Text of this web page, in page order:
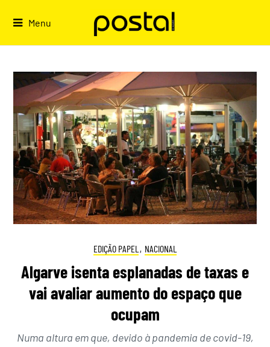
Menu
EDIÇÃO PAPEL , NACIONAL
Algarve isenta esplanadas de taxas e
vai avaliar aumento do espaço que
ocupam
Numa altura em que, devido à pandemia de covid-19,